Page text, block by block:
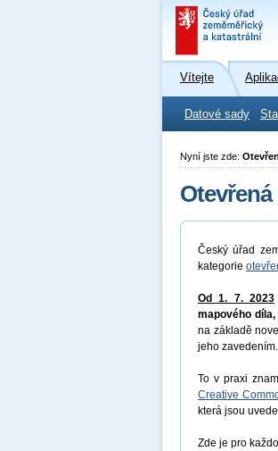
Vítejte
Datové sady
Nyní jste zde:
Otevřená
Český úřad
kategorie
Od 1. 7. 2023
mapového
na základě
jeho zavedením.
To v praxi
Creative
která jsou
Zde je pro